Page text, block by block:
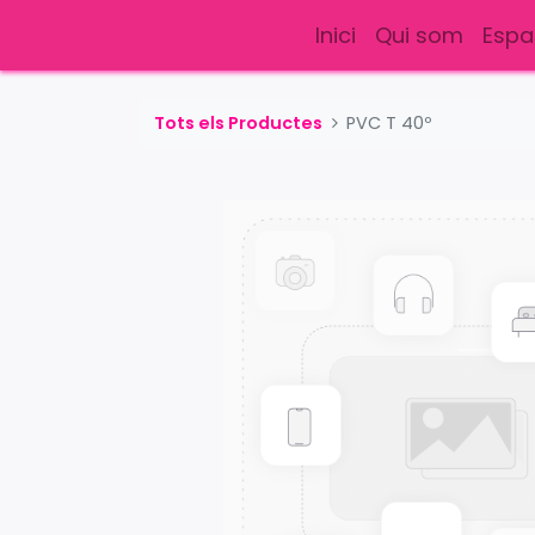
Inici Qui som
Tots els Productes PVC T 40º